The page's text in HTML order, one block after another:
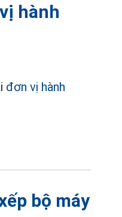
hành
đơn vị hành
bộ máy